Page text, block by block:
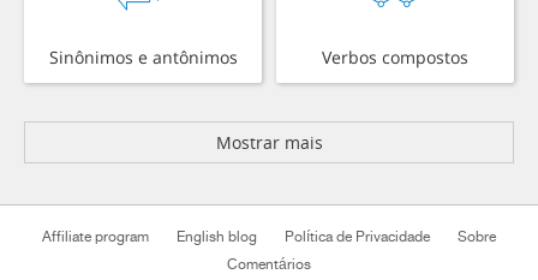
Sinônimos e antônimos Verbos compostos
Mostrar mais
Affiliate program English blog Política de Privacidade
Sobre
Comentários